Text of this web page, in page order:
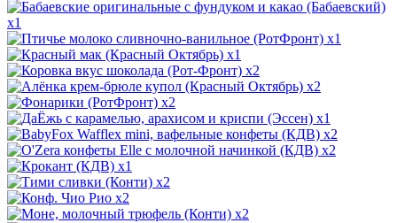
x1
x1
x1
x2
x2
x2
x1
x2
x2
x1
x2
x2
x2